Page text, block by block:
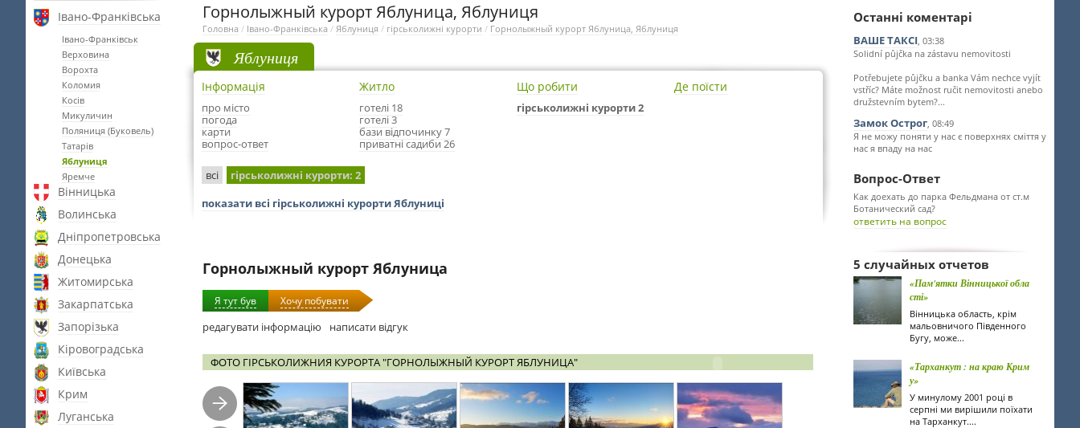
Івано-Франківська
Івано-Франківськ
Верховина
Ворохта
Коломия
Косів
Микуличин
Поляниця (Буковель)
Татарів
Яблуниця
Яремче
Вінницька
Волинська
Дніпропетровська
Донецька
Житомирська
Закарпатська
Запорізька
Кіровоградська
Київська
Крим
Луганська
Горнолыжный курорт Яблуница, Яблуниця
Головна / Івано-Франківська / Яблуниця / гірськолижні курорти / Горнолыжный курорт Яблуница, Яблуниця
Яблуниця
Інформація
про місто
погода
карти
вопрос-ответ
Житло
готелі 18
готелі 3
бази відпочинку 7
приватні садиби 26
Що робити
гірськолижні курорти 2
Де поїсти
всі гірськолижні курорти: 2
показати всі гірськолижні курорти Яблуниці
Горнолыжный курорт Яблуница
Я тут був Хочу побувати
редагувати інформацію написати відгук
ФОТО ГІРСЬКОЛИЖНИЯ КУРОРТА "ГОРНОЛЫЖНЫЙ КУРОРТ ЯБЛУНИЦА"
Останні коментарі
ВАШЕ ТАКСІ, 03:38
Solidní půjčka na zástavu nemovitosti
Potřebujete půjčku a banka Vám nechce vyjít
vstříc? Máte možnost ručit nemovitosti anebo
družstevním bytem?...
Замок Острог, 08:49
Я не можу поняти у нас є поверхнях сміття у
нас я впаду на нас
Вопрос-Ответ
Как доехать до парка Фельдмана от ст.м
Ботанический сад?
ответить на вопрос
5 случайных отчетов
«Пам'ятки Вінницької обла
сті»
Вінницька область, крім
мальовничого Південного
Бугу, може...
«Тарханкут : на краю Крим
у»
У минулому 2001 році в
серпні ми вирішили поїхати
на Тарханкут....